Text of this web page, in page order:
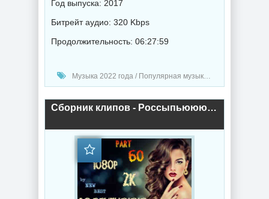
Год выпуска: 2017
Битрейт аудио: 320 Kbps
Продолжительность: 06:27:59
Музыка 2022 года / Популярная музыка / Клипы - Концерты / Поп музыка / Танцевальная музыка
Сборник клипов - Россыпьююю. Часть 60 (2016) торрент